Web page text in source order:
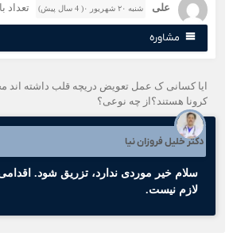
علی شنبه ۲۰ شهریور ۰( 4 سال پیش) تعداد بازدید: 431
مشاوره
کسانی ک عمل تعویض دریچه قلب داشته اند مجاز
هستند؟از چه نوعی؟
دکتر خلیل فروزان نیا
سلام خیر موردی ندارد، تزریق شود. اقدامی
لازم نیست.